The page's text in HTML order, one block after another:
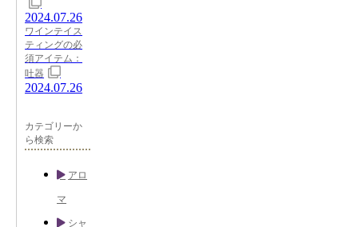
2024.07.26
ワインテイス
ティングの必
須アイテム：
吐器
2024.07.26
カテゴリーか
ら検索
アロ
マ
シャ